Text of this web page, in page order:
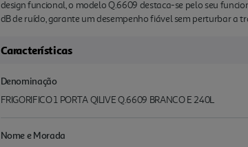
design funcional, o modelo Q.6609 destaca-se pelo seu
dB de ruído, garante um desempenho fiável sem perturbar a
Características
Denominação
FRIGORIFICO 1 PORTA QILIVE Q.6609 BRANCO E 240L
Nome e Morada